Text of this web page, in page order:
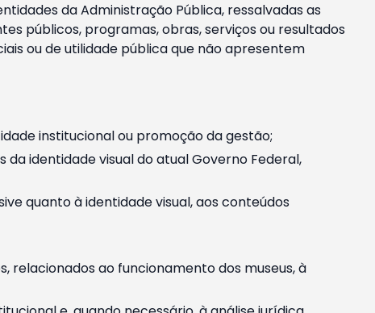
da Administração Pública, ressalvadas as
públicos, programas, obras, serviços ou resultados
ou de utilidade pública que não apresentem
institucional ou promoção da gestão;
identidade visual do atual Governo Federal,
quanto à identidade visual, aos conteúdos
relacionados ao funcionamento dos museus, à